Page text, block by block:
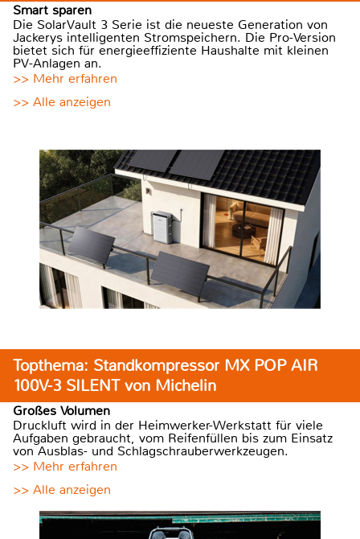
Smart sparen
Die SolarVault 3 Serie ist die neueste Generation von
Jackerys intelligenten Stromspeichern. Die Pro-Version
bietet sich für energieeffiziente Haushalte mit kleinen
PV-Anlagen an.
>> Mehr erfahren
>> Alle anzeigen
Topthema: Standkompressor MX POP AIR
100V-3 SILENT von Michelin
Großes Volumen
Druckluft wird in der Heimwerker-Werkstatt für viele
Aufgaben gebraucht, vom Reifenfüllen bis zum Einsatz
von Ausblas- und Schlagschrauberwerkzeugen.
>> Mehr erfahren
>> Alle anzeigen